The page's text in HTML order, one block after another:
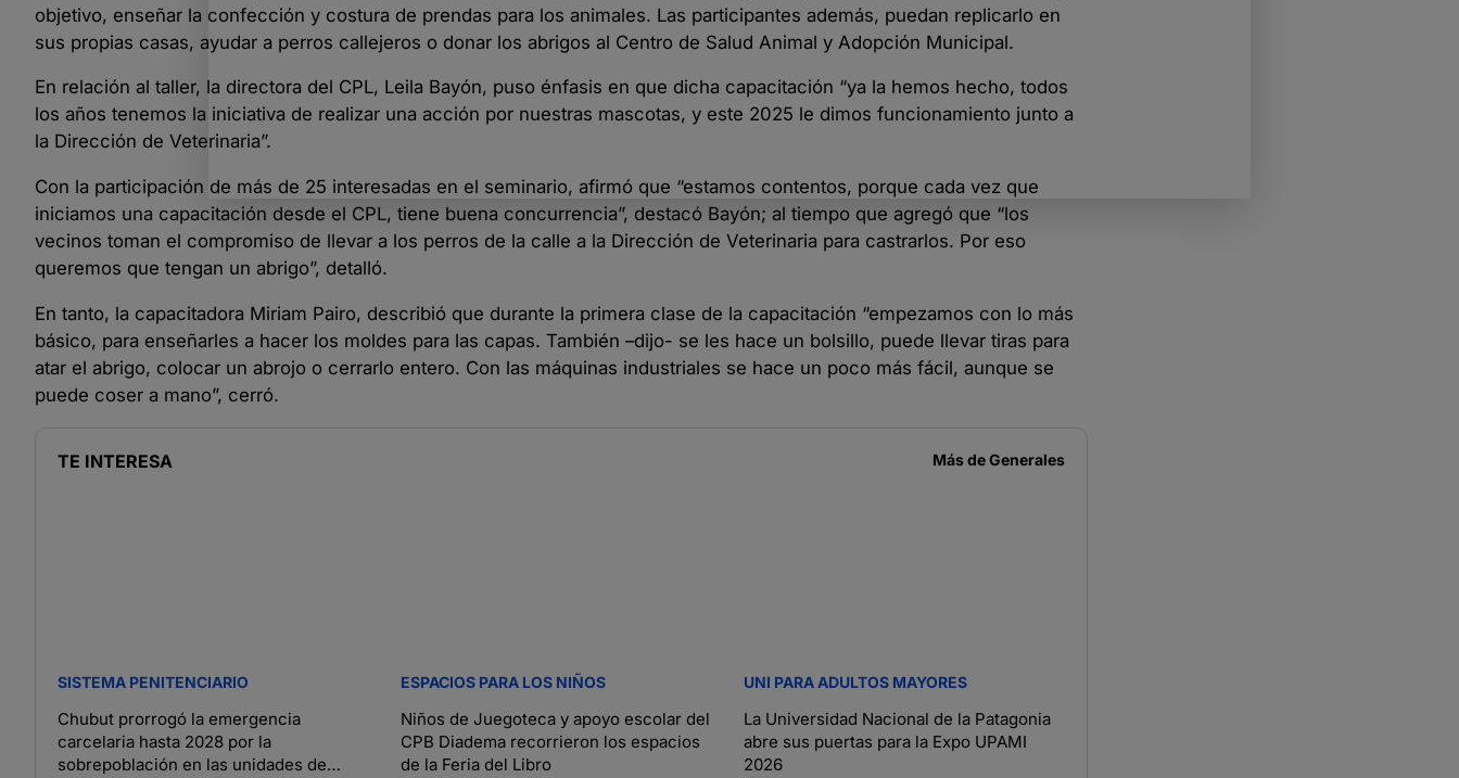
objetivo, enseñar la confección y costura de prendas para los animales. Las participantes además, puedan replicarlo en
sus propias casas, ayudar a perros callejeros o donar los abrigos al Centro de Salud Animal y Adopción Municipal.
En relación al taller, la directora del CPL, Leila Bayón, puso énfasis en que dicha capacitación “ya la hemos hecho, todos
los años tenemos la iniciativa de realizar una acción por nuestras mascotas, y este 2025 le dimos funcionamiento junto a
la Dirección de Veterinaria”.
Con la participación de más de 25 interesadas en el seminario, afirmó que “estamos contentos, porque cada vez que
iniciamos una capacitación desde el CPL, tiene buena concurrencia”, destacó Bayón; al tiempo que agregó que “los
vecinos toman el compromiso de llevar a los perros de la calle a la Dirección de Veterinaria para castrarlos. Por eso
queremos que tengan un abrigo”, detalló.
En tanto, la capacitadora Miriam Pairo, describió que durante la primera clase de la capacitación “empezamos con lo más
básico, para enseñarles a hacer los moldes para las capas. También –dijo- se les hace un bolsillo, puede llevar tiras para
atar el abrigo, colocar un abrojo o cerrarlo entero. Con las máquinas industriales se hace un poco más fácil, aunque se
puede coser a mano”, cerró.
TE INTERESA Más deGenerales
SISTEMA PENITENCIARIO
Chubut prorrogó la emergencia
carcelaria hasta 2028 por la
sobrepoblación en las unidades de
ESPACIOS PARA LOS NIÑOS
Niños de Juegoteca y apoyo escolar del
CPB Diadema recorrieron los espacios
de la Feria del Libro
UNI PARA ADULTOS MAYORES
La Universidad Nacional de la Patagonia
abre sus puertas para la Expo UPAMI
2026